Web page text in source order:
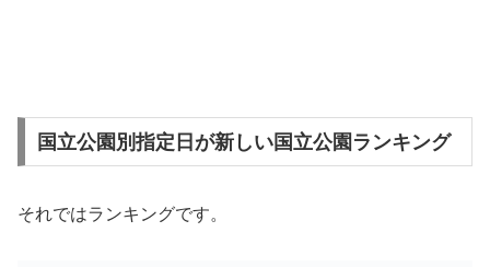
国立公園別指定日が新しい国立公園ランキング
それではランキングです。